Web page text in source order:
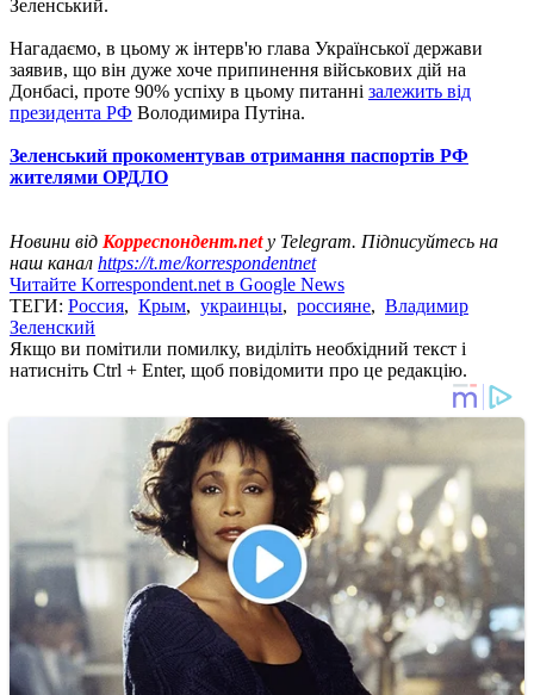
Зеленський.
Нагадаємо, в цьому ж інтерв'ю глава Української держави
заявив, що він дуже хоче припинення військових дій на
Донбасі, проте 90% успіху в цьому питанні залежить від
президента РФ Володимира Путіна.
Зеленський прокоментував отримання паспортів РФ
жителями ОРДЛО
Новини від Корреспондент.netу Telegram. Підписуйтесь на
наш канал https://t.me/korrespondentnet
Читайте Korrespondent.net в Google News
ТЕГИ: Россия, Крым, украинцы, россияне, Владимир
Зеленский
Якщо ви помітили помилку, виділіть необхідний текст і
натисніть Ctrl + Enter, щоб повідомити про це редакцію.